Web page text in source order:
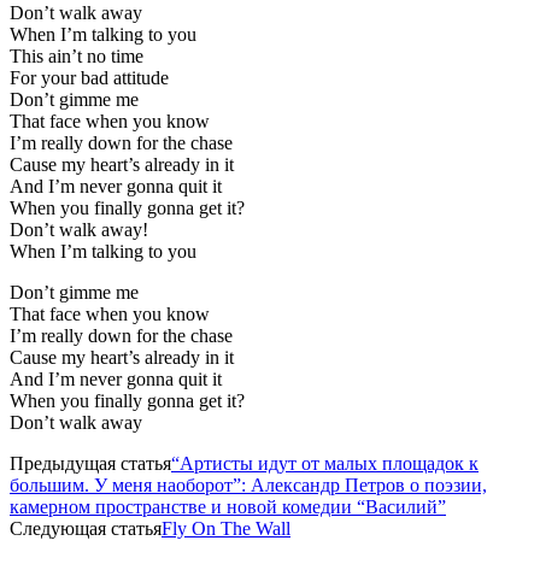
Don’t walk away
When I’m talking to you
This ain’t no time
For your bad attitude
Don’t gimme me
That face when you know
I’m really down for the chase
Cause my heart’s already in it
And I’m never gonna quit it
When you finally gonna get it?
Don’t walk away!
When I’m talking to you
Don’t gimme me
That face when you know
I’m really down for the chase
Cause my heart’s already in it
And I’m never gonna quit it
When you finally gonna get it?
Don’t walk away
Предыдущая статья“Артисты идут от малых площадок к
большим. У меня наоборот”: Александр Петров о поэзии,
камерном пространстве и новой комедии “Василий”
Следующая статьяFly On The Wall